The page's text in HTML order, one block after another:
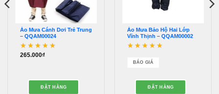
Áo Mưa Cánh Dơi Trẻ Trung
– QQAM00024
Được xếp hạng
265.000₫
ĐẶT HÀNG
Áo Mưa Bảo Hộ Hai Lớp
Vĩnh Thịnh – QQAM00002
saoBÁO GIÁ
ĐẶT HÀNG